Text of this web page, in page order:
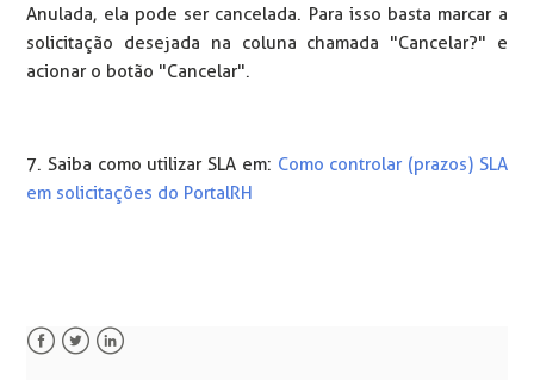
Anulada, ela pode ser cancelada. Para isso basta marcar a
solicitação desejada na coluna chamada "Cancelar?" e
acionar o botão "Cancelar".
7. Saiba como utilizar SLA em: Como controlar (prazos) SLA
em solicitações do PortalRH